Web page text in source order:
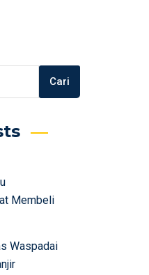
Cari
Membeli
Waspadai